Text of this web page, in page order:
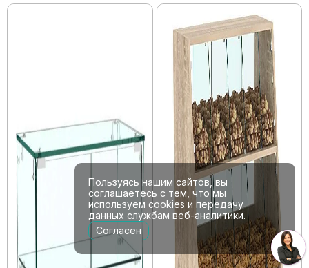
Пользуясь нашим сайтов, вы
соглашаетесь с тем, что мы
используем cookies и передачу
данных службам веб-аналитики.
Согласен